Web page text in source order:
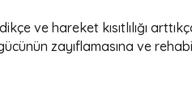
ve hareket kısıtlılığı
zayıflamasına ve